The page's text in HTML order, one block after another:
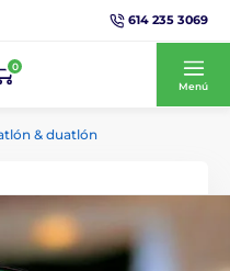
614 235 3069
0
Menú
& duatlón